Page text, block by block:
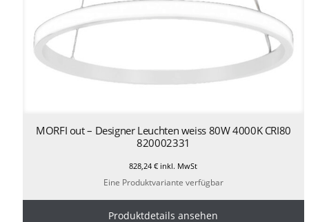
MORFI out – Designer Leuchten weiss 80W 4000K CRI80
820002331
828,24€ inkl. MwSt
Eine Produktvariante verfügbar
Produktdetails ansehen